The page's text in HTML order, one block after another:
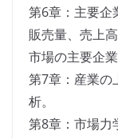
第6章：主要企
販売量、売上
市場の主要企
第7章：産業の
析。
第8章：市場力